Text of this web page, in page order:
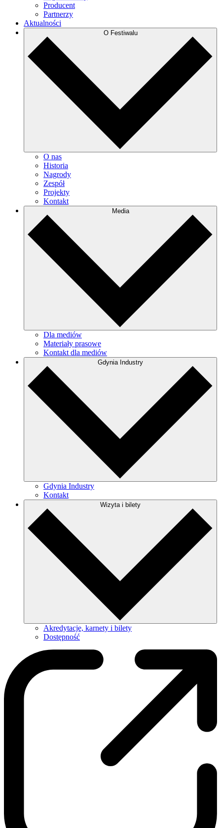
Producent
Partnerzy
Aktualności
O Festiwalu
O nas
Historia
Nagrody
Zespół
Projekty
Kontakt
Media
Dla mediów
Materiały prasowe
Kontakt dla mediów
Gdynia Industry
Gdynia Industry
Kontakt
Wizyta i bilety
Akredytacje, karnety i bilety
Dostępność